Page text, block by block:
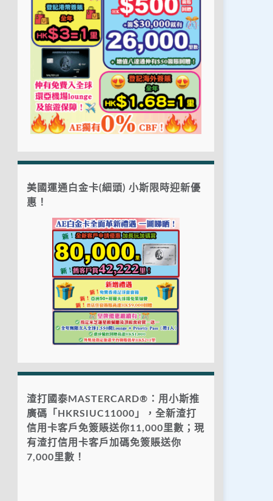
美國運通白金卡(細頭) 小斯限時迎新優
惠！
渣打國泰MASTERCARD®：用小斯推
廣碼「HKRSIUC11000」，全新渣打
信用卡客戶免簽賬送你11,000里數；現
有渣打信用卡客戶加碼免簽賬送你
7,000里數！